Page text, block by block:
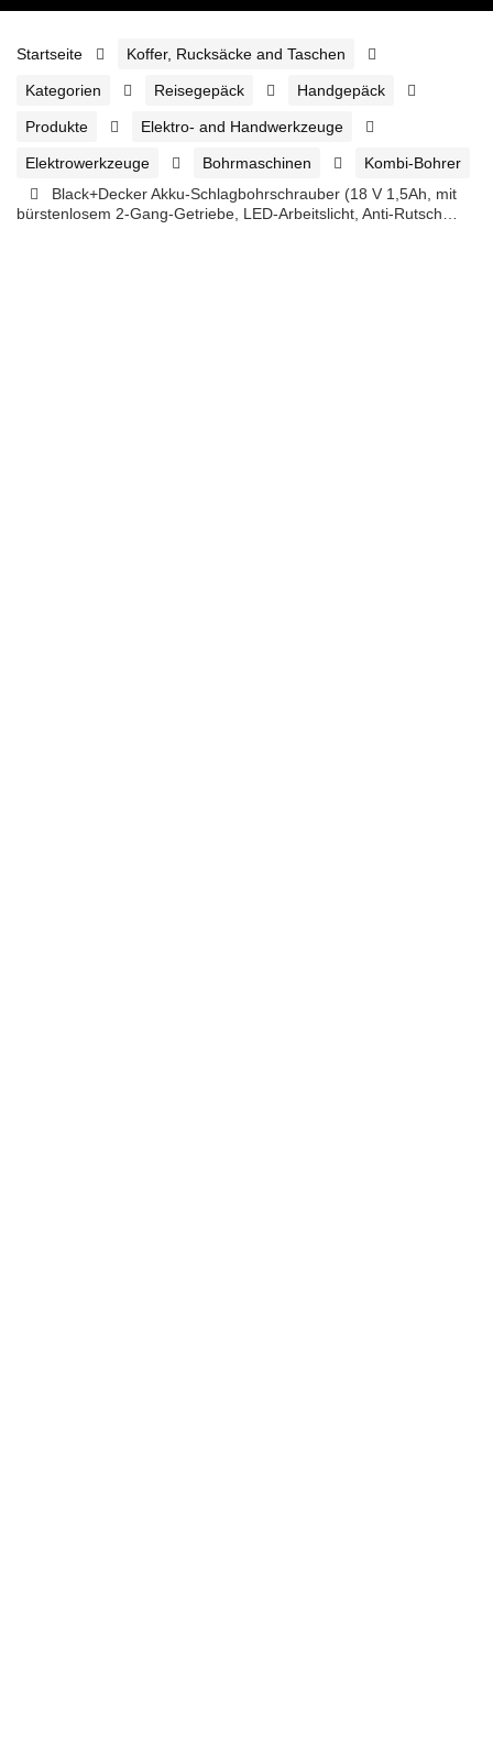
Startseite Koffer, Rucksäcke and Taschen
Kategorien Reisegepäck Handgepäck
Produkte Elektro- and Handwerkzeuge
Elektrowerkzeuge Bohrmaschinen
Kombi-Bohrer
Black+Decker Akku-Schlagbohrschrauber (18 V 1,5Ah, mit
bürstenlosem 2-Gang-Getriebe, LED-Arbeitslicht, Anti-Rutsch…